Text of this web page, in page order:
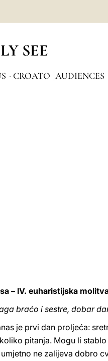
SEE
- CROATO AUDIENCES
– IV. euharistijska
braćo i sestre, dobar
je prvi dan proljeća:
pitanja. Mogu li
umjetno ne zalijeva dobro